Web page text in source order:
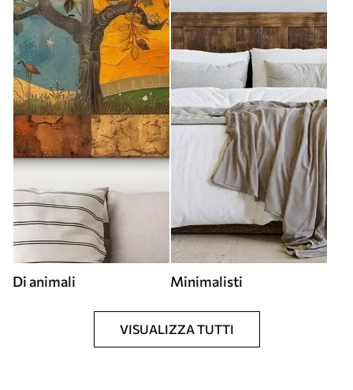
Di animali Minimalisti
VISUALIZZA TUTTI